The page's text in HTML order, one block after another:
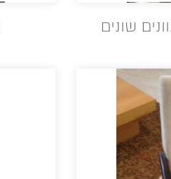
שונים